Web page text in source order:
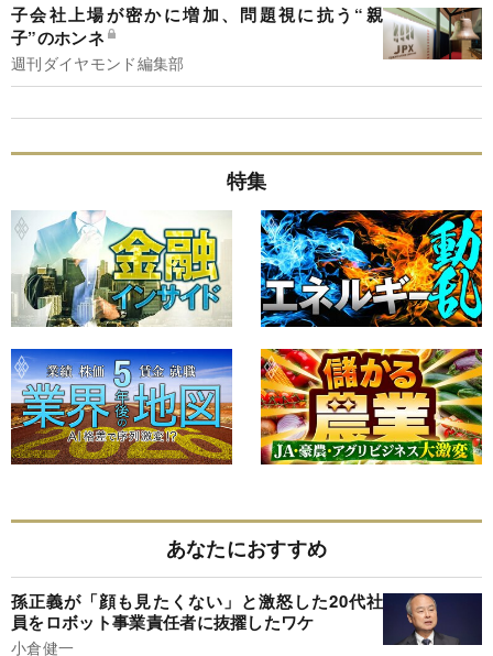
子会社上場が密かに増加、問題視に抗う“親
子”のホンネ
週刊ダイヤモンド編集部
特集
あなたにおすすめ
孫正義が「顔も見たくない」と激怒した20代社
員をロボット事業責任者に抜擢したワケ
小倉健一